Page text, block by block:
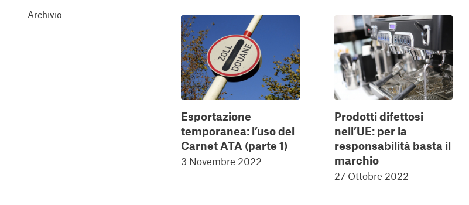
Archivio
Esportazione
temporanea: l’uso del
Carnet ATA (parte 1)
3 Novembre 2022
Prodotti difettosi
nell’UE: per la
responsabilità basta il
marchio
27 Ottobre 2022